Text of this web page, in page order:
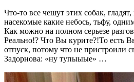
Что-то все чешут этих собак,
насекомые какие небось, тьфу,
Как можно на полном серьезе
Реально!? Что Вы курите?!То есть
отпуск, потому что не пристроили
Задорнова: «ну тупыыые» …